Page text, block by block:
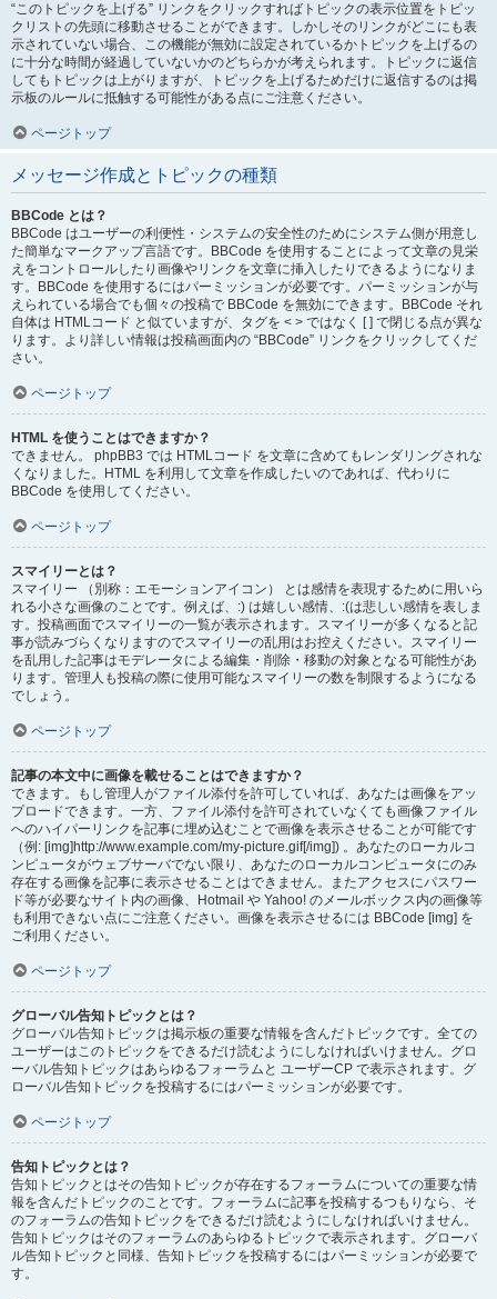
“このトピックを上げる” リンクをクリックすればトピックの表示位置をトピッ
クリストの先頭に移動させることができます。しかしそのリンクがどこにも表
示されていない場合、この機能が無効に設定されているかトピックを上げるの
に十分な時間が経過していないかのどちらかが考えられます。トピックに返信
してもトピックは上がりますが、トピックを上げるためだけに返信するのは掲
示板のルールに抵触する可能性がある点にご注意ください。
ページトップ
メッセージ作成とトピックの種類
BBCode とは？
BBCode はユーザーの利便性・システムの安全性のためにシステム側が用意し
た簡単なマークアップ言語です。BBCode を使用することによって文章の見栄
えをコントロールしたり画像やリンクを文章に挿入したりできるようになりま
す。BBCode を使用するにはパーミッションが必要です。パーミッションが与
えられている場合でも個々の投稿で BBCode を無効にできます。BBCode それ
自体は HTMLコード と似ていますが、タグを < > ではなく [ ] で閉じる点が異な
ります。より詳しい情報は投稿画面内の “BBCode” リンクをクリックしてくだ
さい。
ページトップ
HTML を使うことはできますか？
できません。 phpBB3 では HTMLコード を文章に含めてもレンダリングされな
くなりました。HTML を利用して文章を作成したいのであれば、代わりに
BBCode を使用してください。
ページトップ
スマイリーとは？
スマイリー （別称：エモーションアイコン） とは感情を表現するために用いら
れる小さな画像のことです。例えば、:) は嬉しい感情、:(は悲しい感情を表しま
す。投稿画面でスマイリーの一覧が表示されます。スマイリーが多くなると記
事が読みづらくなりますのでスマイリーの乱用はお控えください。スマイリー
を乱用した記事はモデレータによる編集・削除・移動の対象となる可能性があ
ります。管理人も投稿の際に使用可能なスマイリーの数を制限するようになる
でしょう。
ページトップ
記事の本文中に画像を載せることはできますか？
できます。もし管理人がファイル添付を許可していれば、あなたは画像をアッ
プロードできます。一方、ファイル添付を許可されていなくても画像ファイル
へのハイパーリンクを記事に埋め込むことで画像を表示させることが可能です
（例: [img]http://www.example.com/my-picture.gif[/img]) 。あなたのローカルコ
ンピュータがウェブサーバでない限り、あなたのローカルコンピュータにのみ
存在する画像を記事に表示させることはできません。またアクセスにパスワー
ド等が必要なサイト内の画像、Hotmail や Yahoo! のメールボックス内の画像等
も利用できない点にご注意ください。画像を表示させるには BBCode [img] を
ご利用ください。
ページトップ
グローバル告知トピックとは？
グローバル告知トピックは掲示板の重要な情報を含んだトピックです。全ての
ユーザーはこのトピックをできるだけ読むようにしなければいけません。グロ
ーバル告知トピックはあらゆるフォーラムと ユーザーCP で表示されます。グ
ローバル告知トピックを投稿するにはパーミッションが必要です。
ページトップ
告知トピックとは？
告知トピックとはその告知トピックが存在するフォーラムについての重要な情
報を含んだトピックのことです。フォーラムに記事を投稿するつもりなら、そ
のフォーラムの告知トピックをできるだけ読むようにしなければいけません。
告知トピックはそのフォーラムのあらゆるトピックで表示されます。グローバ
ル告知トピックと同様、告知トピックを投稿するにはパーミッションが必要で
す。